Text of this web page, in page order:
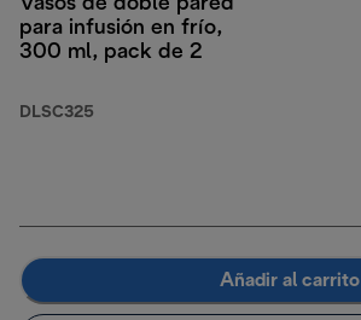
Vasos de doble pared
para infusión en frío,
300 ml, pack de 2
DLSC325
Añadir al carrito